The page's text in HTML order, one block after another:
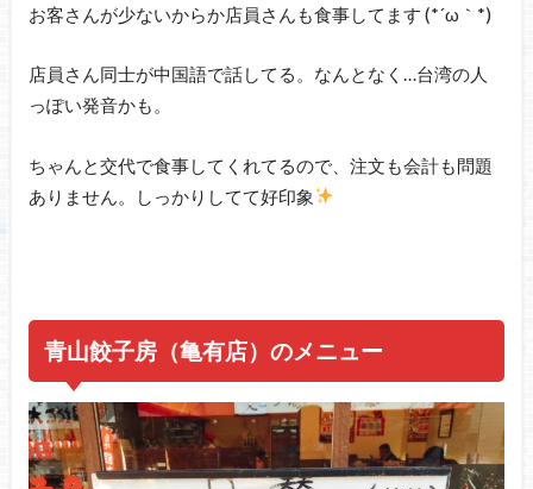
お客さんが少ないからか店員さんも食事してます (*´ω｀*)
店員さん同士が中国語で話してる。なんとなく…台湾の人
っぽい発音かも。
ちゃんと交代で食事してくれてるので、注文も会計も問題
ありません。しっかりしてて好印象
青山餃子房（亀有店）のメニュー